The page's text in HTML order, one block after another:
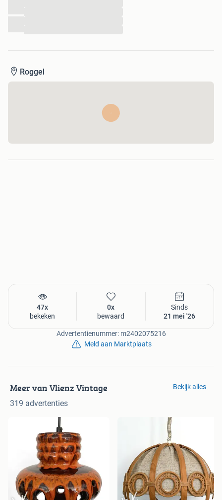
Roggel
47x
bekeken
0x
bewaard
Sinds
21 mei '26
Advertentienummer: m2402075216
Meld aan Marktplaats
Meer van Vlienz Vintage
319 advertenties
Bekijk alles